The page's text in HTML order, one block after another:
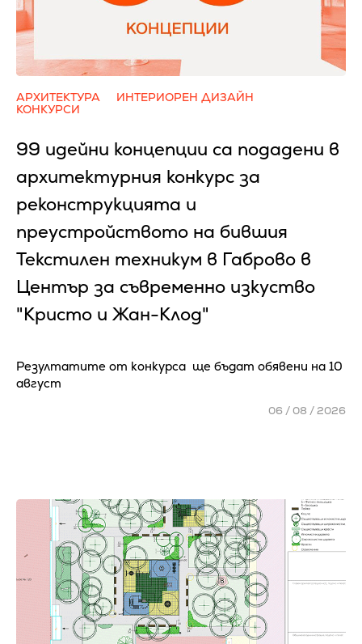
АРХИТЕКТУРА
ИНТЕРИОРЕН ДИЗАЙН
КОНКУРСИ
99 идейни концепции са подадени в
архитектурния конкурс за
реконструкцията и
преустройството на бившия
Текстилен техникум в Габрово в
Център за съвременно изкуство
"Кристо и Жан-Клод"
Резултатите от конкурса ще бъдат обявени на 10
август
06 / 08 / 2026